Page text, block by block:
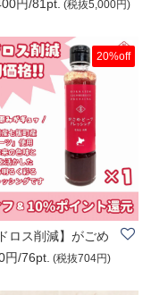
たい..
円/81pt. (税抜5,000円)
20%off
ロス削減】がごめ
レッシ..
円/76pt. (税抜704円)